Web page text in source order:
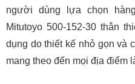
người dùng lựa chọn
Mitutoyo 500-152-30 thân
dụng do thiết kế nhỏ gọn và
mang theo đến mọi địa điểm